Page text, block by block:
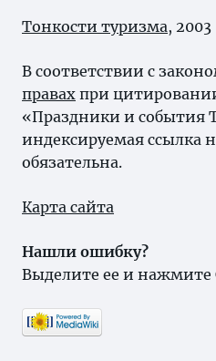
Тонкости туризма,
В соответствии с
правах при
«Праздники и события
индексируемая ссылка
обязательна.
Карта сайта
Нашли ошибку?
Выделите ее и нажмите